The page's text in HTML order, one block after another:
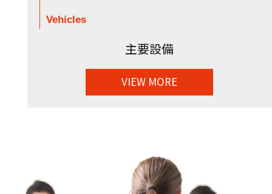
Vehicles
主要設備
VIEW MORE